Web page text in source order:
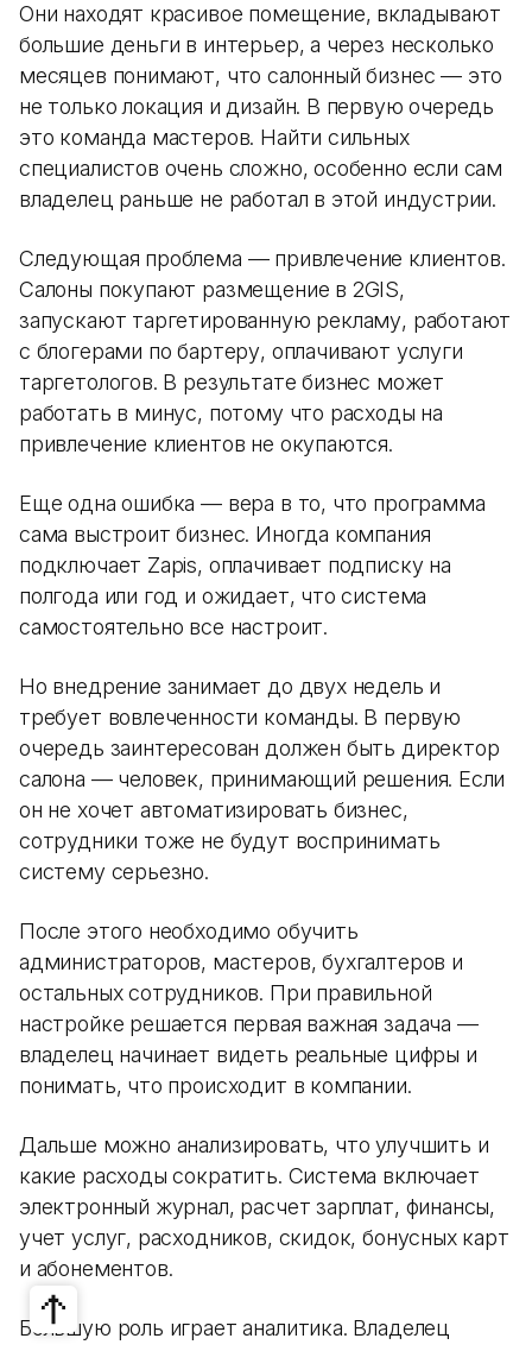
Они находят красивое помещение, вкладывают
большие деньги в интерьер, а через несколько
месяцев понимают, что салонный бизнес — это
не только локация и дизайн. В первую очередь
это команда мастеров. Найти сильных
специалистов очень сложно, особенно если сам
владелец раньше не работал в этой индустрии.
Следующая проблема — привлечение клиентов.
Салоны покупают размещение в 2GIS,
запускают таргетированную рекламу, работают
с блогерами по бартеру, оплачивают услуги
таргетологов. В результате бизнес может
работать в минус, потому что расходы на
привлечение клиентов не окупаются.
Еще одна ошибка — вера в то, что программа
сама выстроит бизнес. Иногда компания
подключает Zapis, оплачивает подписку на
полгода или год и ожидает, что система
самостоятельно все настроит.
Но внедрение занимает до двух недель и
требует вовлеченности команды. В первую
очередь заинтересован должен быть директор
салона — человек, принимающий решения. Если
он не хочет автоматизировать бизнес,
сотрудники тоже не будут воспринимать
систему серьезно.
После этого необходимо обучить
администраторов, мастеров, бухгалтеров и
остальных сотрудников. При правильной
настройке решается первая важная задача —
владелец начинает видеть реальные цифры и
понимать, что происходит в компании.
Дальше можно анализировать, что улучшить и
какие расходы сократить. Система включает
электронный журнал, расчет зарплат, финансы,
учет услуг, расходников, скидок, бонусных карт
и абонементов.
Большую роль играет аналитика. Владелец